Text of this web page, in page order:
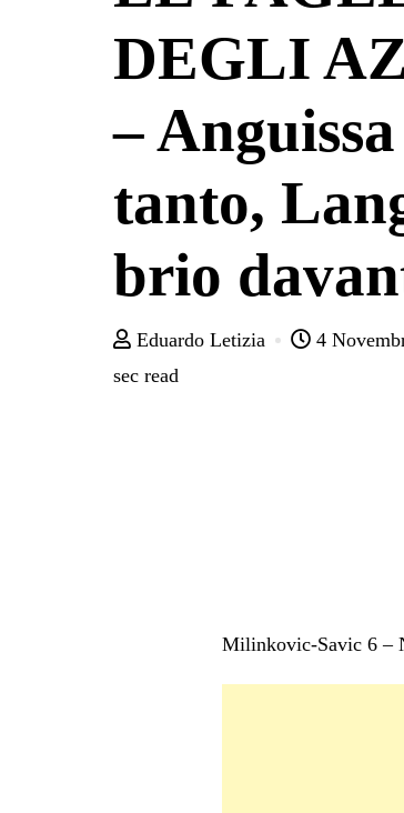
DEGLI
–
tanto,
brio
Eduardo Letizia 4
sec read
Milinkovic-Savic 6 –